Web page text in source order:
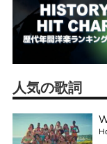
人気の歌詞